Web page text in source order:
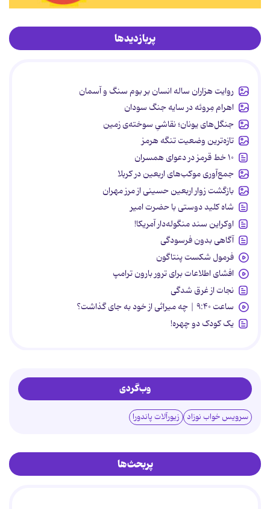
پربازدیدها
روایت هزاران ساله انسان بر بوم سنگ و آسمان
اهرام مِروئه در سایه جنگ سودان
جنگل‌های یونان؛ نقاشیِ سوخته‌ی زمین
تازه‌ترین وضعیت تنگه هرمز
۱۰ خط قرمز در دعوای همسران
جمع‌آوری موکب‌های اربعین در کربلا
بازگشت زوار اربعین حسینی از مرز مهران
شاه کلید دوستی با حضرت امیر
اوکراین سند منگوله‌دار آمریکا!
آگاهی بدون فرسودگی
فرمول شکست پنتاگون
افشای اطلاعات برای ترور بارون ترامپ
نجات از غرق شدگی
ساعت ۹:۴۰ | چه میراثی از خود به جای گذاشت؟
یک کودک دو چهره!
وب‌گردی
سرویس خواب نوزاد زیورآلات پاندورا
پربحث‌ها